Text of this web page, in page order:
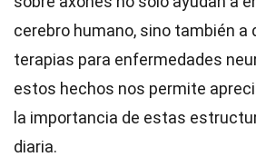
cerebro humano, sino también a
terapias para enfermedades
estos hechos nos permite
la importancia de estas
diaria.